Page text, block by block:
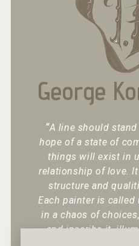
George
“A line should
hope of a state of
things will exist in
relationship of love.
structure and
Each painter is
in a chaos of
and inscribe it,